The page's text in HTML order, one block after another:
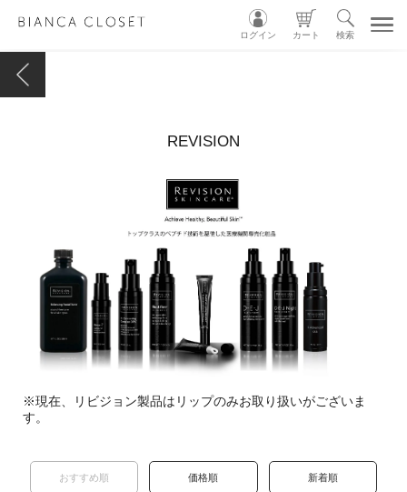
ログイン カート 検索
REVISION
※現在、リビジョン製品はリップのみお取り扱いがございま
す。
おすすめ順 価格順 新着順
ショップガイド
カテゴリ別
グループ別
BIANCA CLINIC